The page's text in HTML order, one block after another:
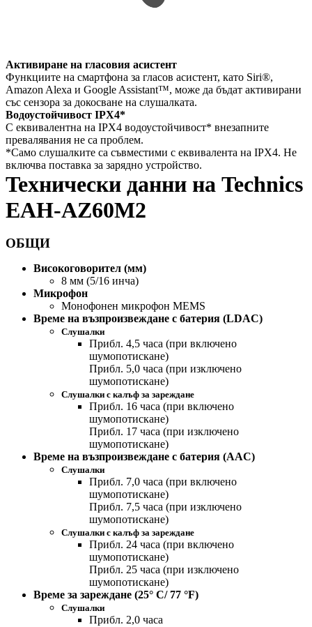
Активиране на гласовия асистент
Функциите на смартфона за гласов асистент, като Siri®,
Amazon Alexa и Google Assistant™, може да бъдат активирани
със сензора за докосване на слушалката.
Водоустойчивост IPX4*
С еквивалентна на IPX4 водоустойчивост* внезапните
превалявания не са проблем.
*Само слушалките са съвместими с еквивалента на IPX4. Не
включва поставка за зарядно устройство.
Teхнически данни на Technics
EAH-AZ60M2
ОБЩИ
Високоговорител (мм)
8 мм (5/16 инча)
Микрофон
Монофонен микрофон MEMS
Време на възпроизвеждане с батерия (LDAC)
Слушалки
Прибл. 4,5 часа (при включено
шумопотискане)
Прибл. 5,0 часа (при изключено
шумопотискане)
Слушалки с калъф за зареждане
Прибл. 16 часа (при включено
шумопотискане)
Прибл. 17 часа (при изключено
шумопотискане)
Време на възпроизвеждане с батерия (AAC)
Слушалки
Прибл. 7,0 часа (при включено
шумопотискане)
Прибл. 7,5 часа (при изключено
шумопотискане)
Слушалки с калъф за зареждане
Прибл. 24 часа (при включено
шумопотискане)
Прибл. 25 часа (при изключено
шумопотискане)
Време за зареждане (25° C/ 77 °F)
Слушалки
Прибл. 2,0 часа